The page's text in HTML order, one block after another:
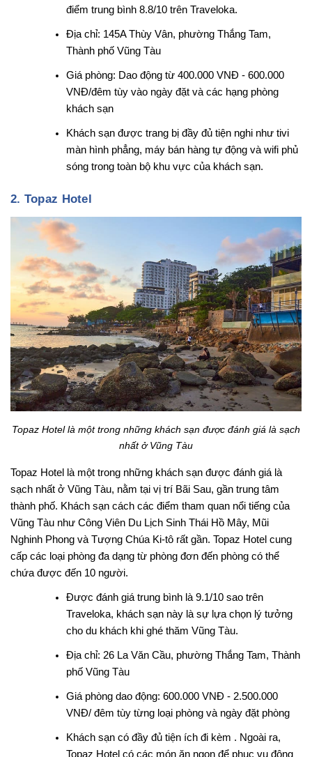
điểm trung bình 8.8/10 trên Traveloka.
Địa chỉ: 145A Thùy Vân, phường Thắng Tam,
Thành phố Vũng Tàu
Giá phòng: Dao động từ 400.000 VNĐ - 600.000
VNĐ/đêm tùy vào ngày đặt và các hạng phòng
khách sạn
Khách sạn được trang bị đầy đủ tiện nghi như tivi
màn hình phẳng, máy bán hàng tự động và wifi phủ
sóng trong toàn bộ khu vực của khách sạn.
2. Topaz Hotel
Topaz Hotel là một trong những khách sạn được đánh giá là sạch
nhất ở Vũng Tàu
Topaz Hotel là một trong những khách sạn được đánh giá là
sạch nhất ở Vũng Tàu, nằm tại vị trí Bãi Sau, gần trung tâm
thành phố. Khách sạn cách các điểm tham quan nổi tiếng của
Vũng Tàu như Công Viên Du Lịch Sinh Thái Hồ Mây, Mũi
Nghinh Phong và Tượng Chúa Ki-tô rất gần. Topaz Hotel cung
cấp các loại phòng đa dạng từ phòng đơn đến phòng có thể
chứa được đến 10 người.
Được đánh giá trung bình là 9.1/10 sao trên
Traveloka, khách sạn này là sự lựa chọn lý tưởng
cho du khách khi ghé thăm Vũng Tàu.
Địa chỉ: 26 La Văn Cầu, phường Thắng Tam, Thành
phố Vũng Tàu
Giá phòng dao động: 600.000 VNĐ - 2.500.000
VNĐ/ đêm tùy từng loại phòng và ngày đặt phòng
Khách sạn có đầy đủ tiện ích đi kèm . Ngoài ra,
Topaz Hotel có các món ăn ngon để phục vụ đông